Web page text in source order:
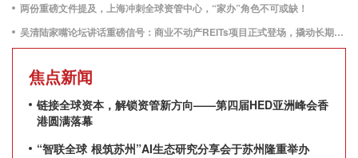
两份重磅文件提及，上海冲刺全球资管中心，“家办”角色不可或缺！
吴清陆家嘴论坛讲话重磅信号：商业不动产REITs项目正式登场，撬动长期资本盛宴！
焦点新闻
链接全球资本，解锁资管新方向——第四届HED亚洲峰会香
港圆满落幕
“智联全球 根筑苏州”AI生态研究分享会于苏州隆重举办